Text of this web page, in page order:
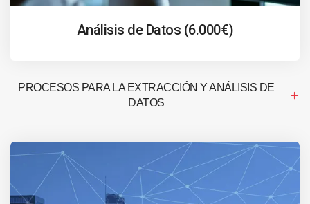
Análisis de Datos (6.000€)
PROCESOS PARA LA EXTRACCIÓN Y ANÁLISIS DE
DATOS